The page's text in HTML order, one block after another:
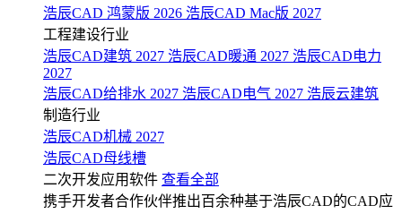
浩辰CAD 鸿蒙版 2026 浩辰CAD Mac版 2027
工程建设行业
浩辰CAD建筑 2027 浩辰CAD暖通 2027 浩辰CAD电力
2027
浩辰CAD给排水 2027 浩辰CAD电气 2027 浩辰云建筑
制造行业
浩辰CAD机械 2027
浩辰CAD母线槽
二次开发应用软件 查看全部
携手开发者合作伙伴推出百余种基于浩辰CAD的CAD应